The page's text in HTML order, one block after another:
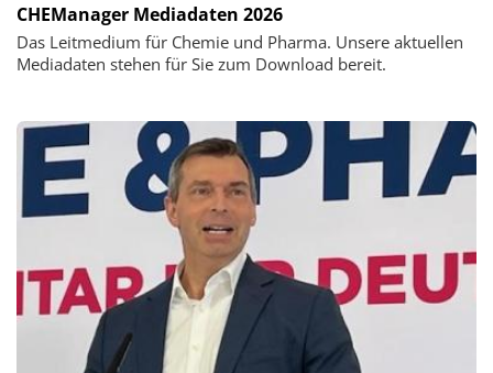
CHEManager Mediadaten 2026
Das Leitmedium für Chemie und Pharma. Unsere aktuellen
Mediadaten stehen für Sie zum Download bereit.